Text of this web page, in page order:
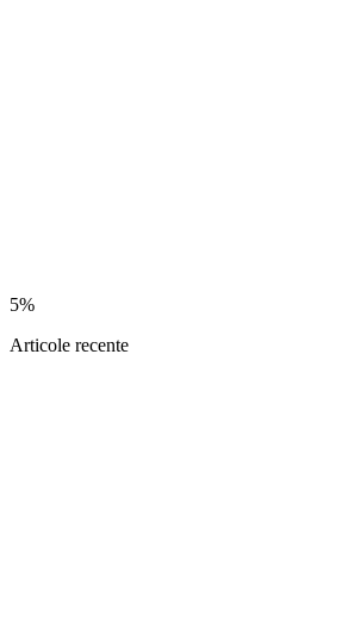
5%
Articole recente